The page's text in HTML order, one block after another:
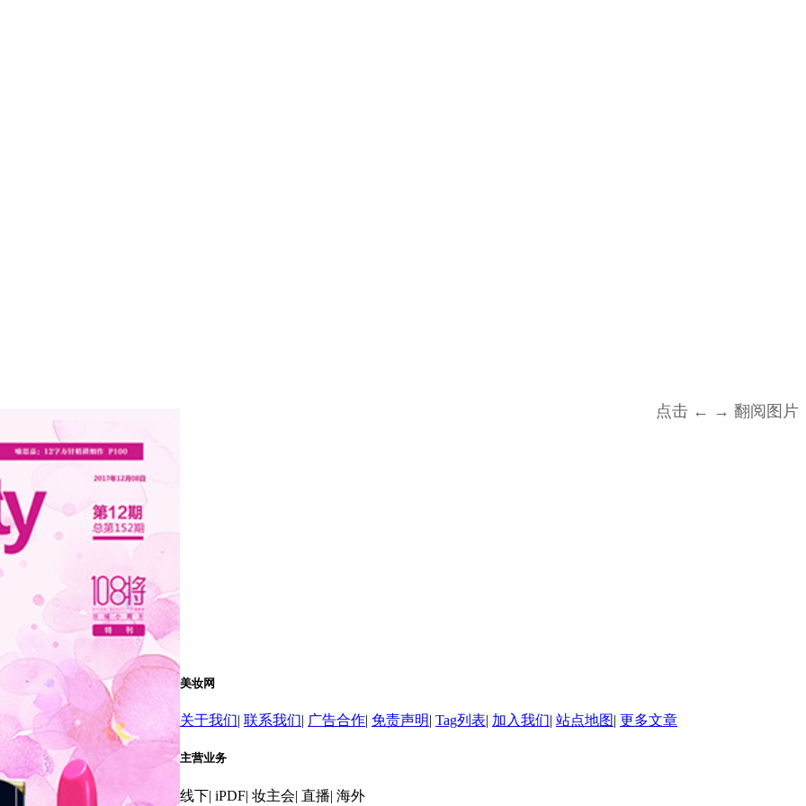
点击 ← → 翻阅图片
美妆网
关于我们| 联系我们| 广告合作| 免责声明| Tag列表| 加入我们| 站点地图| 更多文章
主营业务
线下| iPDF| 妆主会| 直播| 海外